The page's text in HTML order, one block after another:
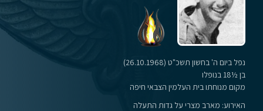
נפל ביום ה' בחשון תשכ"ט (26.10.1968)
בן ½18 בנופלו
מקום מנוחתו בית העלמין הצבאי חיפה
האירוע: מארב מצרי על גדות התעלה